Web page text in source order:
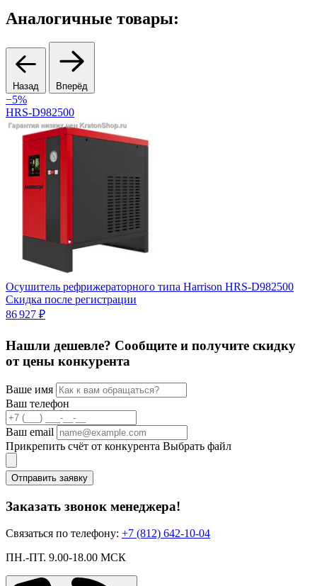
Аналогичные товары:
Назад Вперёд
−5%
HRS-D982500
Осушитель рефрижераторного типа Harrison HRS-D982500
Скидка после регистрации
86 927 ₽
Нашли дешевле? Сообщите и получите скидку
от цены конкурента
Ваше имя
Ваш телефон
Ваш email
Прикрепить счёт от конкурента Выбрать файл
Отправить заявку
Заказать звонок менеджера!
Связаться по телефону: +7 (812) 642-10-04
ПН.-ПТ. 9.00-18.00 МСК